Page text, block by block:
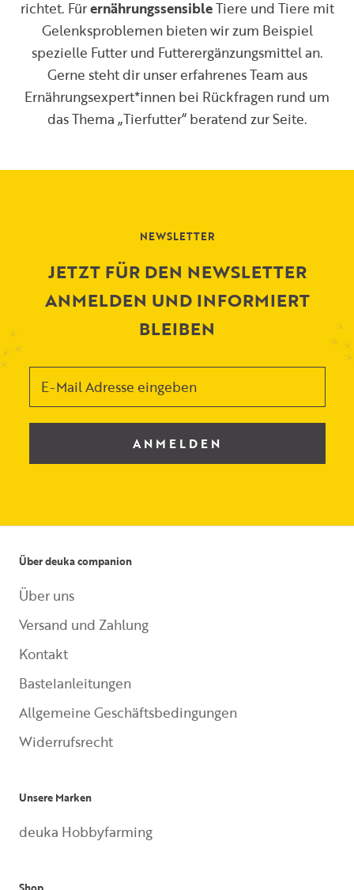
richtet. FürernährungssensibleTiere und Tiere mit
Gelenksproblemen bieten wir zum Beispiel
spezielle Futter und Futterergänzungsmittel an.
Gerne steht dir unser erfahrenes Team aus
Ernährungsexpert*innen bei Rückfragen rund um
das Thema „Tierfutter“ beratend zur Seite.
NEWSLETTER
JETZT FÜR DEN NEWSLETTER
ANMELDEN UND INFORMIERT
BLEIBEN
ANMELDEN
Über deuka companion
Über uns
Versand und Zahlung
Kontakt
Bastelanleitungen
Allgemeine Geschäftsbedingungen
Widerrufsrecht
Unsere Marken
deuka Hobbyfarming